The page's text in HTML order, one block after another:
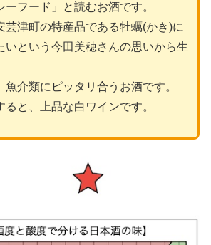
フード」と読むお酒です。
芸津町の特産品である牡蠣(かき)に
いという今田美穂さんの思いから生
介類にピッタリ合うお酒です。
と、上品な白ワインです。